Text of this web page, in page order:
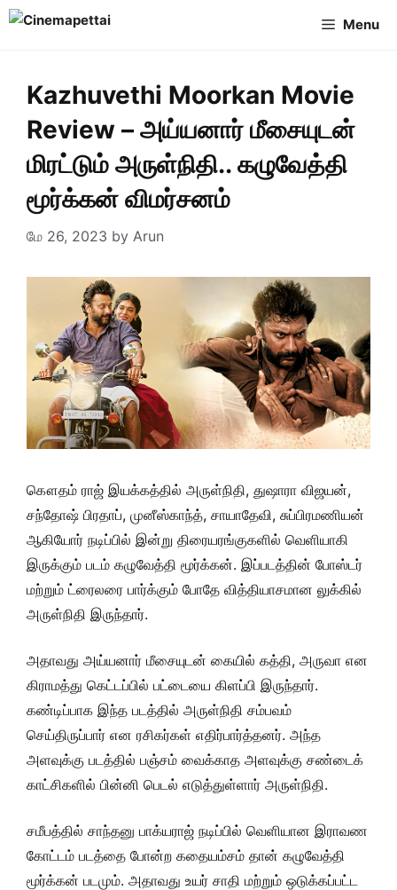
Skip
Menu
Kazhuvethi Moorkan Movie
Review – அய்யனார் மீசையுடன்
மிரட்டும் அருள்நிதி.. கழுவேத்தி
மூர்க்கன் விமர்சனம்
மே 26, 2023 by Arun
கௌதம் ராஜ் இயக்கத்தில் அருள்நிதி, துஷாரா விஜயன்,
சந்தோஷ் பிரதாப், முனீஸ்காந்த், சாயாதேவி, சுப்பிரமணியன்
ஆகியோர் நடிப்பில் இன்று திரையரங்குகளில் வெளியாகி
இருக்கும் படம் கழுவேத்தி மூர்க்கன். இப்படத்தின் போஸ்டர்
மற்றும் ட்ரைலரை பார்க்கும் போதே வித்தியாசமான லுக்கில்
அருள்நிதி இருந்தார்.
அதாவது அய்யனார் மீசையுடன் கையில் கத்தி, அருவா என
கிராமத்து கெட்டப்பில் பட்டையை கிளப்பி இருந்தார்.
கண்டிப்பாக இந்த படத்தில் அருள்நிதி சம்பவம்
செய்திருப்பார் என ரசிகர்கள் எதிர்பார்த்தனர். அந்த
அளவுக்கு படத்தில் பஞ்சம் வைக்காத அளவுக்கு சண்டைக்
காட்சிகளில் பின்னி பெடல் எடுத்துள்ளார் அருள்நிதி.
சமீபத்தில் சாந்தனு பாக்யராஜ் நடிப்பில் வெளியான இராவண
கோட்டம் படத்தை போன்ற கதையம்சம் தான் கழுவேத்தி
மூர்க்கன் படமும். அதாவது உயர் சாதி மற்றும் ஒடுக்கப்பட்ட